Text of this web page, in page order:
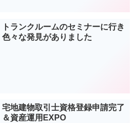
トランクルームのセミナーに行き
色々な発見がありました
宅地建物取引士資格登録申請完了
＆資産運用EXPO